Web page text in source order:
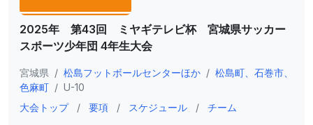
2025年 第43回 ミヤギテレビ杯 宮城県サッカー
スポーツ少年団 4年生大会
宮城県 / 松島フットボールセンターほか / 松島町、石巻市、
色麻町 / U-10
大会トップ
/ 要項 / スケジュール / チーム